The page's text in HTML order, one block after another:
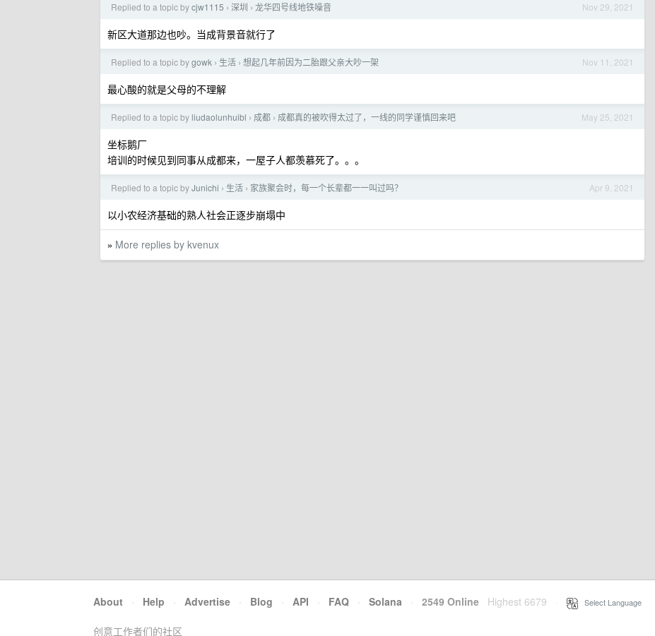
Nov 29, 2021
Replied to a topic bycjw1115 › 深圳 › 龙华四号线地铁噪音
新区大道那边也吵。当成背景音就行了
Nov 11, 2021
Replied to a topic bygowk › 生活 › 想起几年前因为二胎跟父亲大吵一架
最心酸的就是父母的不理解
May 25, 2021
Replied to a topic by liudaolunhuibl › 成都 › 成都真的被吹得太过了，一线的同学谨慎回来吧
坐标鹅厂
培训的时候见到同事从成都来，一屋子人都羡慕死了。。。
Apr 9, 2021
Replied to a topic byJunichi › 生活 › 家族聚会时，每一个长辈都一一叫过吗？
以小农经济基础的熟人社会正逐步崩塌中
» More replies by kvenux
About · Help · Advertise · Blog · API · FAQ · Solana · 2549 Online Highest 6679 Select Language
创意工作者们的社区